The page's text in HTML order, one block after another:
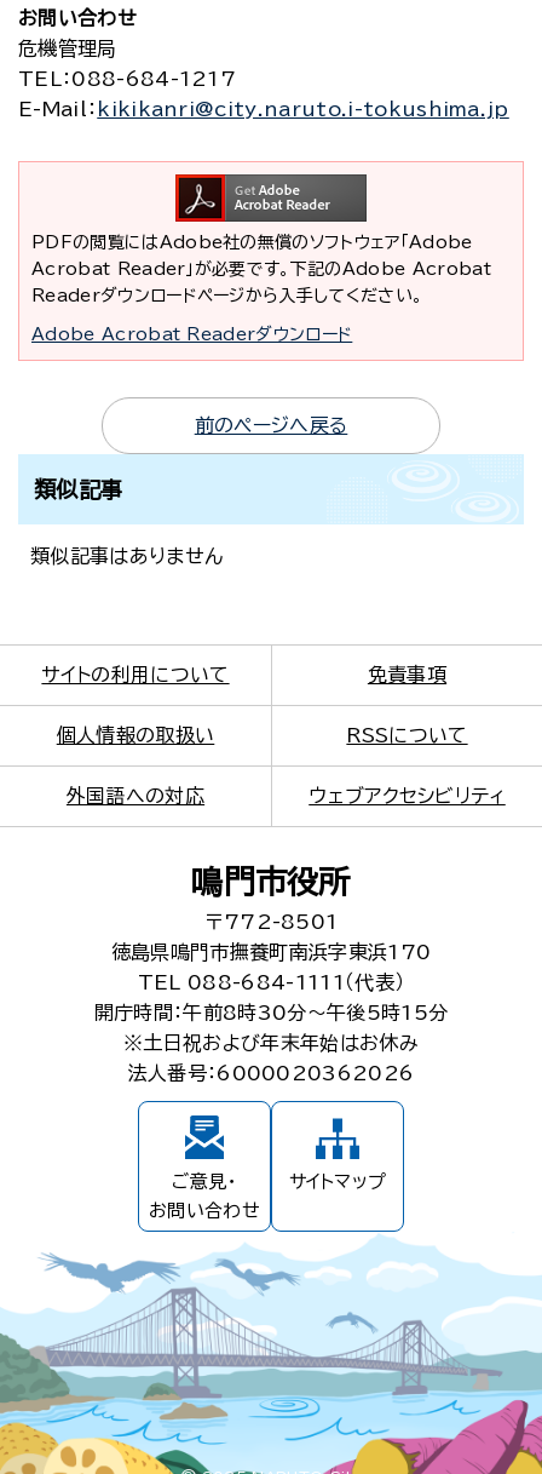
お問い合わせ
危機管理局
TEL
：088-684-1217
E-Mail
： kikikanri@city.naruto.i-tokushima.jp
PDFの閲覧にはAdobe社の無償のソフトウェア「Adobe
Acrobat Reader」が必要です。下記のAdobe Acrobat
Readerダウンロードページから入手してください。
Adobe Acrobat Readerダウンロード
前のページへ戻る
類似記事
類似記事はありません
サイトの利用について 免責事項
個人情報の取扱い RSSについて
外国語への対応 ウェブアクセシビリティ
鳴門市役所
〒772-8501
徳島県鳴門市撫養町南浜字東浜170
TEL 088-684-1111（代表）
開庁時間：午前8時30分～午後5時15分
※土日祝および年末年始はお休み
法人番号：6000020362026
ご意見・
お問い合わせ
サイトマップ